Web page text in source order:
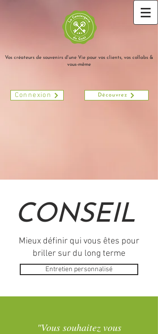
Vos créateurs de souvenirs d'une Vie pour vos clients, vos collabs &
vous-même
Connexion Découvrez
CONSEIL
Mieux définir qui vous êtes pour
briller sur du long terme
Entretien personnalisé
"Vous souhaitez vous